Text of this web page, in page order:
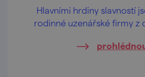
Hlavními hrdiny slavností
rodinné uzenářské firmy z